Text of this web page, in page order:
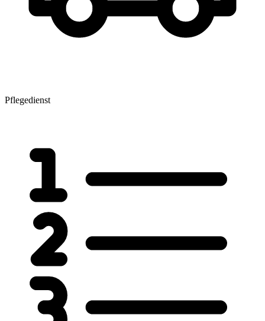
Pflegedienst